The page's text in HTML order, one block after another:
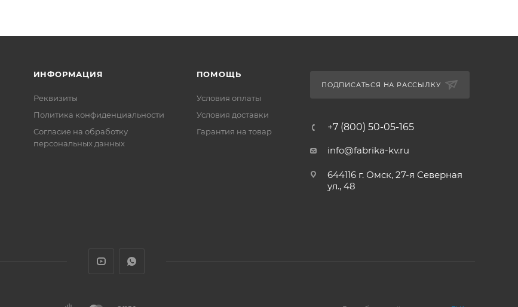
ИНФОРМАЦИЯ
Реквизиты
Политика конфиденциальности
Cогласие на обработку
персональных данных
ПОМОЩЬ
Условия оплаты
Условия доставки
Гарантия на товар
ПОДПИСАТЬСЯ НА РАССЫЛКУ
+7 (800) 50-05-165
info@fabrika-kv.ru
644116 г. Омск, 27-я Северная
ул., 48